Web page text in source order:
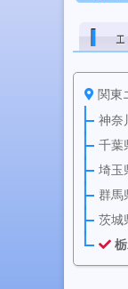
関東
神奈
千葉
埼玉
群馬
茨城